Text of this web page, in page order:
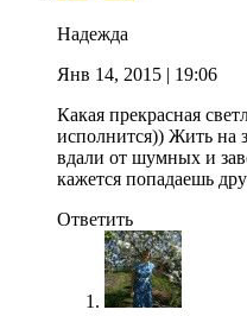
Надежда
Янв 14, 2015 | 19:06
Какая прекрасная
исполнится)) Жить на
вдали от шумных и
кажется попадаешь
Ответить